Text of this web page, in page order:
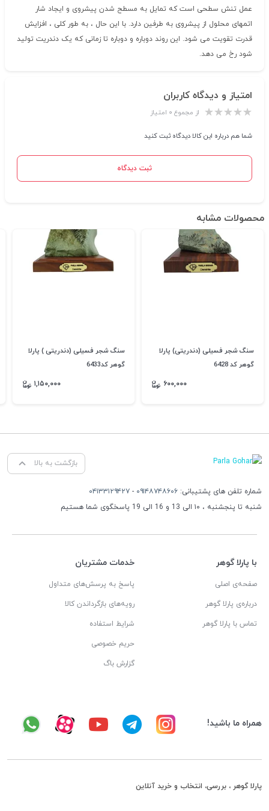
عمل تنش سطحی است که تمایل به مسطح شدن پیشروی و ایجاد شار
اتمهای محلول از پیشروی به طرفین دارد. با این حال ، به طور کلی ، افزایش
قدرت تقویت می شود. این روند دوباره و دوباره تا زمانی که یک دندریت تولید
شود رخ می دهد.
امتیاز و دیدگاه کاربران
از مجموع ۰ امتیاز
شما هم درباره این کالا دیدگاه ثبت کنید
ثبت دیدگاه
محصولات مشابه
سنگ شجر فسیلی (دندریتی) پارلا
گوهر کد 6428
۶۰۰,۰۰۰
سنگ شجر فسیلی (دندریتی ) پارلا
گوهر کد6433
۱,۱۵۰,۰۰۰
بازگشت به بالا
شماره تلفن های پشتیبانی: ۰۹۱۴۸۷۴۸۶۰۶ - ۰۴۱۳۳۱۲۹۴۲۷
شنبه تا پنجشنبه ، ۱۰ الی 13 و 16 الی 19 پاسخگوی شما هستیم
با پارلا گوهر
صفحه‌ی اصلی
درباره‌ی پارلا گوهر
تماس با پارلا گوهر
خدمات مشتریان
پاسخ به پرسش‌های متداول
رویه‌های بازگرداندن کالا
شرایط استفاده
حریم خصوصی
گزارش باگ
همراه ما باشید!
پارلا گوهر ، بررسی، انتخاب و خرید آنلاین